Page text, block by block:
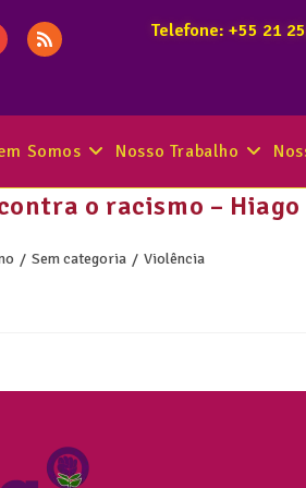
Telefone: +55 21
Somos Nosso Trabalho
o racismo –
/ Sem categoria / Violência